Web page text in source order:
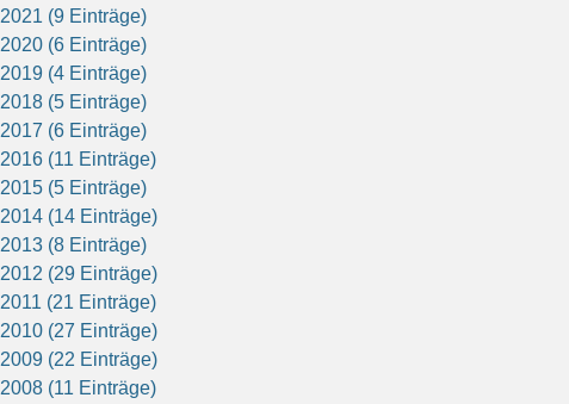
2021 (9 Einträge)
2020 (6 Einträge)
2019 (4 Einträge)
2018 (5 Einträge)
2017 (6 Einträge)
2016 (11 Einträge)
2015 (5 Einträge)
2014 (14 Einträge)
2013 (8 Einträge)
2012 (29 Einträge)
2011 (21 Einträge)
2010 (27 Einträge)
2009 (22 Einträge)
2008 (11 Einträge)